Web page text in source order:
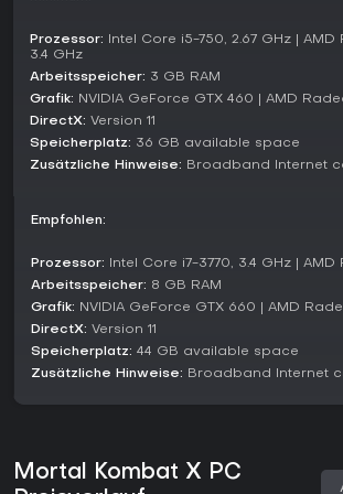
einzigartigen Faction Kills je nach
Ergebnissen.
Mechanics wie Quitalities bestrafen frühe
arena-basierte Finisher in ausgewählten
ermöglichen. Das Mortal Kombat XL-Update
Packs und verbessertes Netcode für
Lohnt es sich?
76/100 auf PC wurde Mortal Kombat X für
wenn DLC-Praktiken und anfängliche PC-
erhielten. Es gewann Best Fighting Game
den XL-Verbesserungen - inklusive
Prozessor: Intel Core i5-750, 2.67 GHz | AMD
3.4 GHz
Arbeitsspeicher: 3 GB RAM
Grafik: NVIDIA GeForce GTX 460 | AMD
DirectX: Version 11
Speicherplatz: 36 GB available space
Zusätzliche Hinweise: Broadband Internet
Empfohlen:
Prozessor: Intel Core i7-3770, 3.4 GHz | AMD
Arbeitsspeicher: 8 GB RAM
Grafik: NVIDIA GeForce GTX 660 | AMD
DirectX: Version 11
Speicherplatz: 44 GB available space
Zusätzliche Hinweise: Broadband Internet
Mortal Kombat X PC